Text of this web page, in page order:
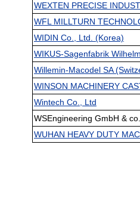
WEXTEN PRECISE
WFL MILLTURN
WIDIN Co., Ltd. (Korea)
WIKUS-Sagenfabrik
Willemin-Macodel SA
WINSON MACHINERY
Wintech Co., Ltd
WSEngineering GmbH &
WUHAN HEAVY DUTY